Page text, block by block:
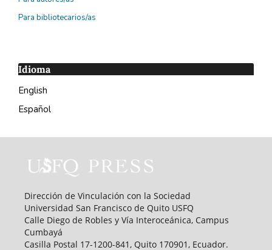
Para bibliotecarios/as
Idioma
English
Español
Dirección de Vinculación con la Sociedad
Universidad San Francisco de Quito USFQ
Calle Diego de Robles y Vía Interoceánica, Campus
Cumbayá
Casilla Postal 17-1200-841, Quito 170901, Ecuador.